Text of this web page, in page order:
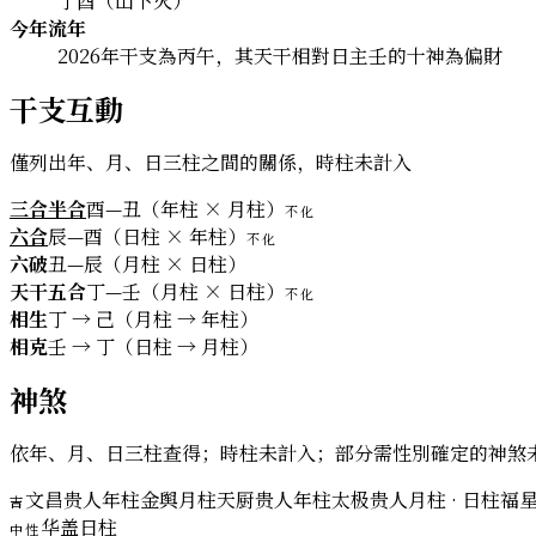
今年流年
2026年干支為丙午，其天干相對日主壬的十神為偏財
干支互動
僅列出年、月、日三柱之間的關係，時柱未計入
三合半合酉—丑（年柱 × 月柱） 不化
六合辰—酉（日柱 × 年柱） 不化
六破丑—辰（月柱 × 日柱）
天干五合丁—壬（月柱 × 日柱） 不化
相生丁 → 己（月柱 → 年柱）
相克壬 → 丁（日柱 → 月柱）
神煞
依年、月、日三柱查得；時柱未計入；部分需性別確定的神煞
吉文昌贵人年柱金舆月柱天厨贵人年柱太极贵人月柱 · 日柱福
中性华盖日柱